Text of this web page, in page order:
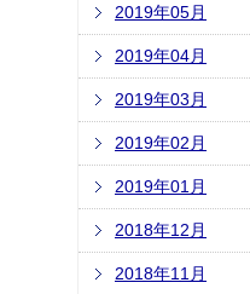
2019年05月
2019年04月
2019年03月
2019年02月
2019年01月
2018年12月
2018年11月